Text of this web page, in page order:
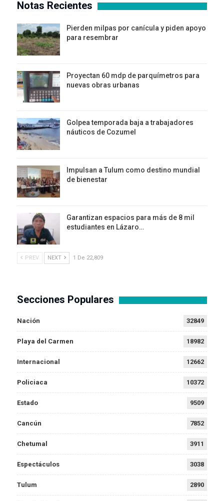
Notas Recientes
Pierden milpas por canícula y piden apoyo
para resembrar
Proyectan 60 mdp de parquímetros para
nuevas obras urbanas
Golpea temporada baja a trabajadores
náuticos de Cozumel
Impulsan a Tulum como destino mundial
de bienestar
Garantizan espacios para más de 8 mil
estudiantes en Lázaro…
PREV NEXT 1 De 22,809
Secciones Populares
Nación 32849
Playa del Carmen 18982
Internacional 12662
Policiaca 10372
Estado 9509
Cancún 7852
Chetumal 3911
Espectáculos 3038
Tulum 2890